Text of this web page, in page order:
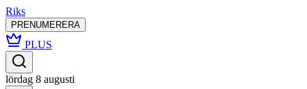
Riks
PRENUMERERA
PLUS
lördag 8 augusti